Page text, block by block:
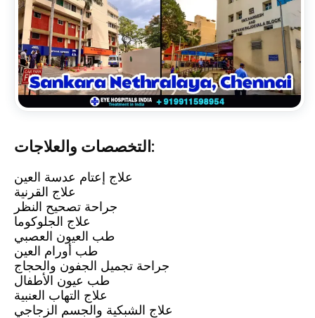
التخصصات والعلاجات:
علاج إعتام عدسة العين
علاج القرنية
جراحة تصحيح النظر
علاج الجلوكوما
طب العيون العصبي
طب أورام العين
جراحة تجميل الجفون والحجاج
طب عيون الأطفال
علاج التهاب العنبية
علاج الشبكية والجسم الزجاجي